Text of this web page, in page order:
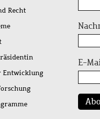
Recht
Entwicklung
E-